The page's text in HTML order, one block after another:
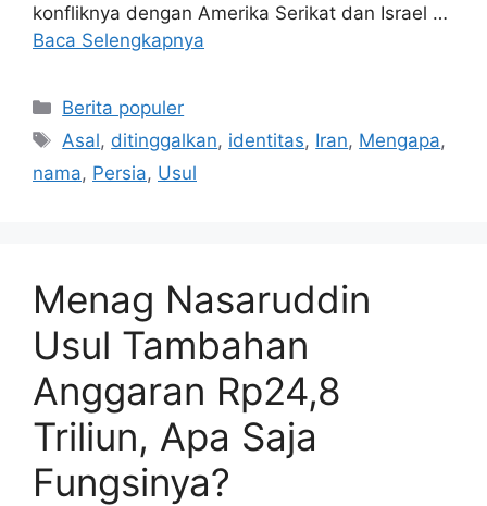
konfliknya dengan Amerika Serikat dan Israel …
Baca Selengkapnya
Kategori
Berita populer
Tag
Asal, ditinggalkan, identitas, Iran, Mengapa,
nama, Persia, Usul
Menag Nasaruddin
Usul Tambahan
Anggaran Rp24,8
Triliun, Apa Saja
Fungsinya?